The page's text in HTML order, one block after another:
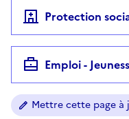
Protection
Emploi -
Mettre cette page à